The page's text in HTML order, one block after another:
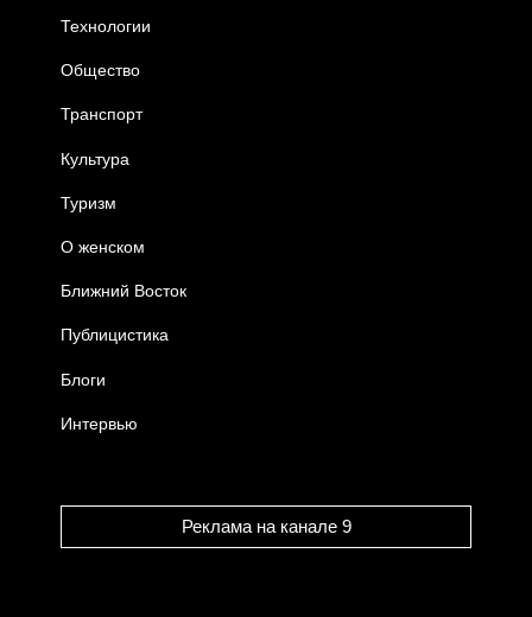
Технологии
Общество
Транспорт
Культура
Туризм
О женском
Ближний Восток
Публицистика
Блоги
Интервью
Реклама на канале 9